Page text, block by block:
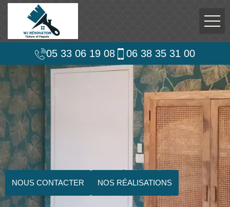
05 33 06 19 08 06 38 35 31 00
NOUS CONTACTER NOS RÉALISATIONS